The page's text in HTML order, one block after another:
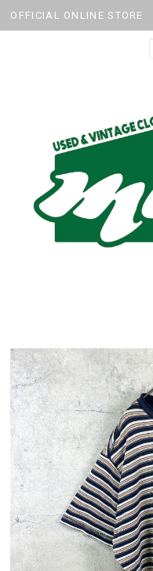
OFFICIAL ONLINE STORE